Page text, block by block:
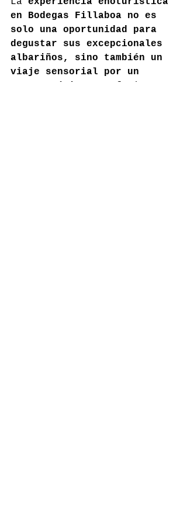
en Bodegas Fillaboa no es
solo una oportunidad para
degustar sus excepcionales
albariños, sino también un
viaje sensorial por un